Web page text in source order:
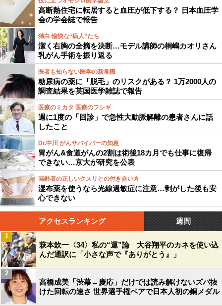
高断熱住宅に転居すると血圧が低下する？ 日本血圧学
会の学会誌で報告
独白 愉快な“病人”たち
潔く右胸の全摘を決断…モデル講師の桐嶋カオリさん
乳がん手術を振り返る
医者も知らない医学の新常識
糖尿病の薬に「脱毛」のリスクがある？ 1万2000人の
調査結果を英国医学雑誌で報告
医療のミカタ 医療のフシギ
週に1度の「回診」で急性大動脈解離の患者さんに話
したこと
Dr.中川 がんサバイバーの知恵
胃がん&食道がんの2割は術後18カ月でも仕事に復帰
できない…京大が研究を公表
高齢者の正しいクスリとの付き合い方
湿布薬を使うなら光線過敏症に注意…剥がした後も安
心できない
アクセスランキング 週間
萩本欽一〈34〉私の“運”論 大谷翔平のカネを使い込
んだ通訳に「小さな声で『ありがとう』」
1
高橋成美「渋幕→慶応」だけでは読み解けないズバ抜
けた回転の速さ 世界選手権ペアで日本人初の銅メダル
2